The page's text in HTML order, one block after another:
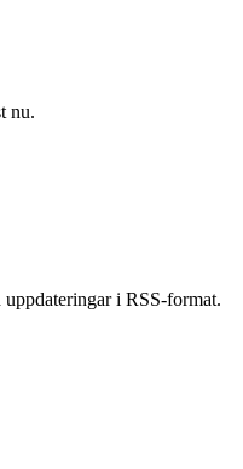
nu.
i RSS-format.